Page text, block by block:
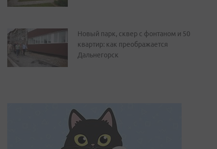
Новый парк, сквер с фонтаном и 50
квартир: как преображается
Дальнегорск